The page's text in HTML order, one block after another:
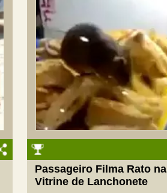
Passageiro Filma Rato na
Vitrine de Lanchonete